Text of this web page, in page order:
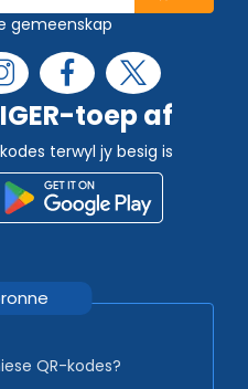
gemeenskap
toep af
terwyl jy besig is
QR-kodes?